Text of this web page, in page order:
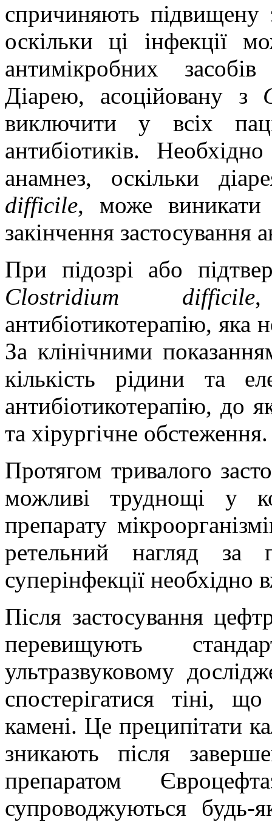
спричиняють підвищену
оскільки ці інфекції
антимікробних
Діарею, асоційовану з
виключити у всіх
антибіотиків.
анамнез, оскільки
dіffіcіle, може виникати
закінчення застосування
При підозрі або
Clostrіdіum dіffіcіle,
антибіотикотерапію, яка
За клінічними
кількість рідини та
антибіотикотерапію, до
та хірургічне обстеження.
Протягом тривалого
можливі труднощі у
препарату
ретельний нагляд за
суперінфекції необхідно
Після застосування
перевищують
ультразвуковому
спостерігатися тіні,
камені. Це преципітати
зникають після
препаратом
супроводжуються